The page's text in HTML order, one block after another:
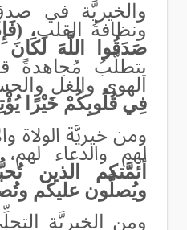
والخيريَّة في
ونظافةُ القلب،
صَدَقُوا اللَّهَ لَكَانَ
يتطلَّبُ مُجاهدةً
الهوى والغل
فِي قُلُوبِكُمْ خَيْرًا
ومن خيريَّة الولاة
لهم والدعاء
أئمَّتكم الذين
ويُصلُّون عليكم
ومن الخيريَّة